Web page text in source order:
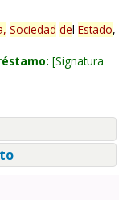
Sociedad del Estado,
Signatura